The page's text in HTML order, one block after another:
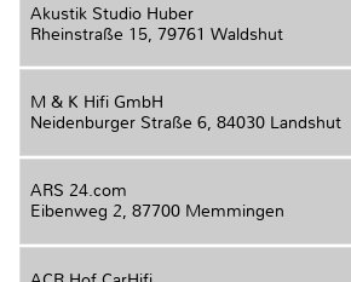
Akustik Studio Huber
Rheinstraße 15, 79761 Waldshut
M & K Hifi GmbH
Neidenburger Straße 6, 84030 Landshut
ARS 24.com
Eibenweg 2, 87700 Memmingen